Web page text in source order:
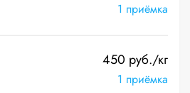
1 приёмка
450 руб./кг
1 приёмка